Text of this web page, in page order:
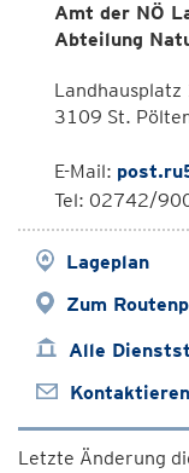
Amt der NÖ
Abteilung
Landhausplatz
3109 St.
E-Mail:
Tel: 02742/
Lageplan
Zum
Alle
Letzte Änderung